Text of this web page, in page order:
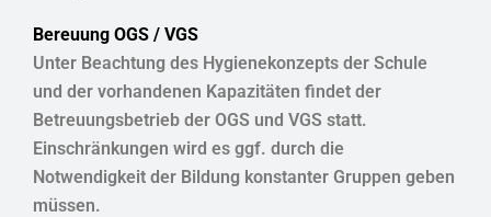
Bereuung OGS / VGS
Unter Beachtung des Hygienekonzepts der Schule
und der vorhandenen Kapazitäten findet der
Betreuungsbetrieb der OGS und VGS statt.
Einschränkungen wird es ggf. durch die
Notwendigkeit der Bildung konstanter Gruppen geben
müssen.